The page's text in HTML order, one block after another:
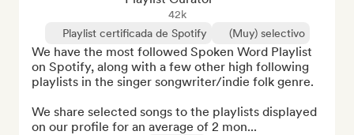
42k
Playlist certificada de Spotify
(Muy) selectivo
We have the most followed Spoken Word Playlist
on Spotify, along with a few other high following
playlists in the singer songwriter/indie folk genre.
We share selected songs to the playlists displayed
on our profile for an average of 2 mon...